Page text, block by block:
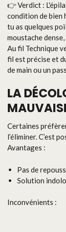
👉 Verdict :
condition de bien
tu as quelques
moustache
Au fil Technique
fil est précise et
de main ou un
LA
Certaines
l’éliminer. C’est
Avantages :
Pas de
Solution
Inconvénients :